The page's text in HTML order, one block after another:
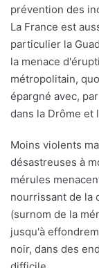
prévention des
La France est
particulier la
la menace
métropolitain,
épargné avec,
dans la Drôme et
Moins violents
désastreuses à
mérules
nourrissant de la
(surnom de la
jusqu'à
noir, dans des